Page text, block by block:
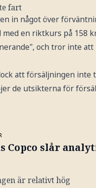
fart
in något över
en riktkurs på 158
och tror inte
att försäljningen
de utsikterna för
Copco slår
är relativt hög